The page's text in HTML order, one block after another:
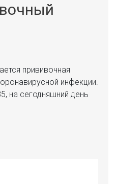
прививочная
инфекции.
на сегодняшний день